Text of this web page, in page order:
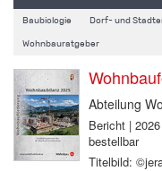
Baubiologie Dorf- und
Wohnbauratgeber
Abteilung
Bericht |
bestellbar
Titelbild: